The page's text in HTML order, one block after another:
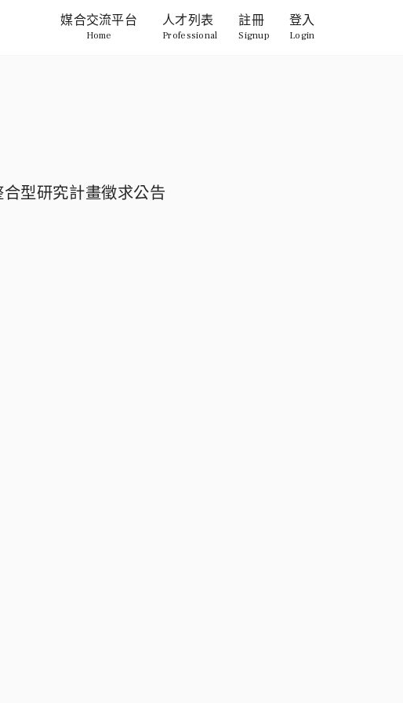
媒合交流平台
Home
人才列表
Professional
註冊
Signup
登入
Login
型研究計畫徵求公告